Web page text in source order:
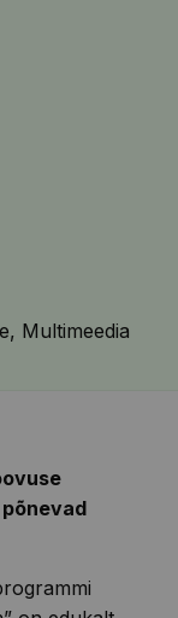
Multimeedia